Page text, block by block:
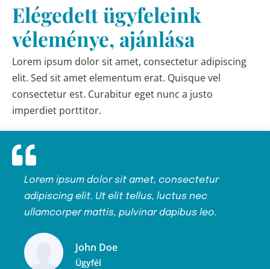
Elégedett ügyfeleink
véleménye, ajánlása
Lorem ipsum dolor sit amet, consectetur adipiscing
elit. Sed sit amet elementum erat. Quisque vel
consectetur est. Curabitur eget nunc a justo
imperdiet porttitor.
Lorem ipsum dolor sit amet, consectetur
adipiscing elit. Ut elit tellus, luctus nec
ullamcorper mattis, pulvinar dapibus leo.
John Doe
Ügyfél